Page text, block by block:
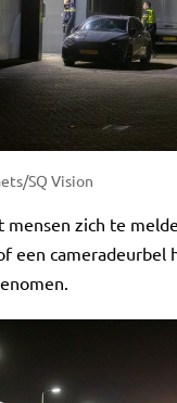
SQ Vision
mensen zich te
een cameradeurbel